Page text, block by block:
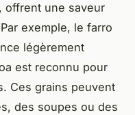
offrent une saveur
exemple, le farro
légèrement
est reconnu pour
Ces grains peuvent
des soupes ou des